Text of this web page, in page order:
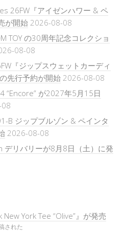
26FW『アイゼンハワー & ペ
が開始 2026-08-08
TOY の30周年記念コレクショ
08-08
『ジップスウェットカーディ
先行予約が開始 2026-08-08
4 “Encore” が2027年5月15日
B ジップブルゾン & ペインタ
2026-08-08
デリバリーが8月8日（土）に発
York Tee “Olive”』が発売
された